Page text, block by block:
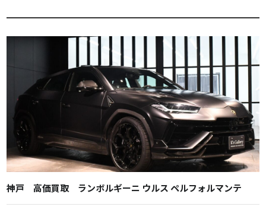
神戸 高価買取 ランボルギーニ ウルス ペルフォルマンテ